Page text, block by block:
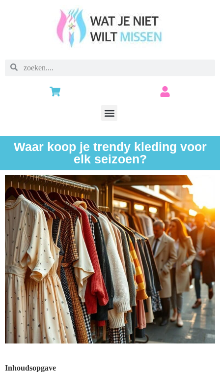
Waar koop je trendy kleding voor
elk seizoen?
Inhoudsopgave